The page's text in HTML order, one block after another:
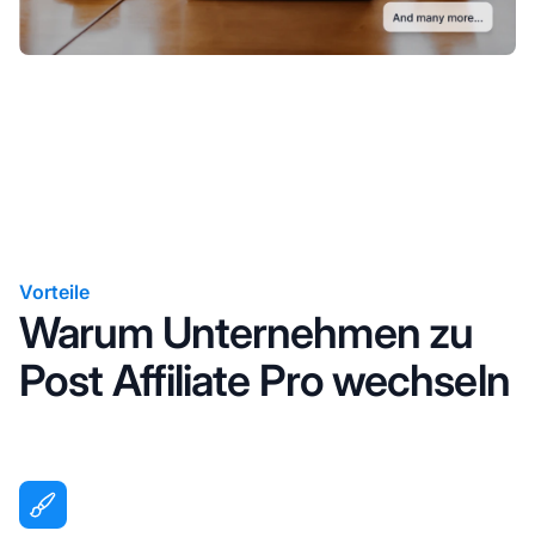
Vorteile
Warum Unternehmen zu
Post Affiliate Pro wechseln